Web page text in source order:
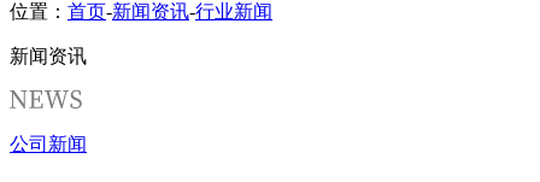
位置： 首页-新闻资讯-行业新闻
新闻资讯
公司新闻